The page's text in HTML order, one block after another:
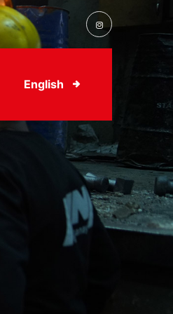
English